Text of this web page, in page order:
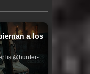
a los